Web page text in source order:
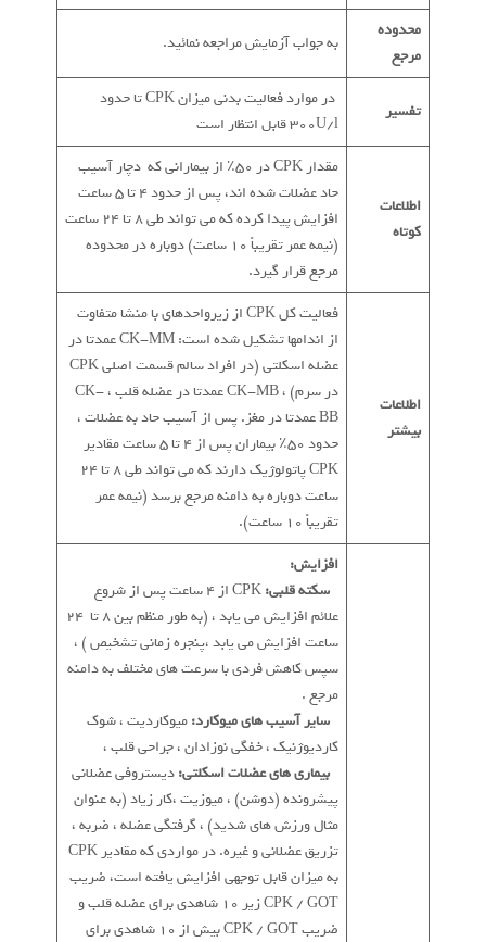
محدوده
مرجع
به جواب آزمایش مراجعه نمائید.
تفسیر
در موارد فعالیت بدنی میزان CPK تا حدود
300U/l قابل انتظار است
اطلاعات
کوتاه
مقدار CPK در 50٪ از بیمارانی که دچار آسیب
حاد عضلات شده اند، پس از حدود 4 تا 5 ساعت
افزایش پیدا کرده که می تواند طی 8 تا 24 ساعت
(نیمه عمر تقریباً 10 ساعت) دوباره در محدوده
مرجع قرار گیرد.
اطلاعات
بیشتر
فعالیت کل CPK از زیرواحدهای با منشا متفاوت
از اندامها تشکیل شده است: CK-MM عمدتا در
عضله اسکلتی (در افراد سالم قسمت اصلی CPK
در سرم) ، CK-MB عمدتا در عضله قلب ، CK-
BB عمدتا در مغز. پس از آسیب حاد به عضلات ،
حدود 50٪ بیماران پس از 4 تا 5 ساعت مقادیر
CPK پاتولوژیک دارند که می تواند طی 8 تا 24
ساعت دوباره به دامنه مرجع برسد (نیمه عمر
تقریباً 10 ساعت).
افزایش:
سکته قلبی:
CPK از 4 ساعت پس از شروع
علائم افزایش می یابد ، (به طور منظم بین 8 تا 24
ساعت افزایش می یابد ،پنجره زمانی تشخیص ) ،
سپس کاهش فردی با سرعت های مختلف به دامنه
مرجع .
سایر آسیب های میوکارد:میوکاردیت ، شوک
کاردیوژنیک ، خفگی نوزادان ، جراحی قلب ،
بیماری های عضلات اسکلتی:دیستروفی عضلانی
پیشرونده (دوشن) ، میوزیت ،کار زیاد (به عنوان
مثال ورزش های شدید) ، گرفتگی عضله ، ضربه ،
تزریق عضلانی و غیره. در مواردی که مقادیر CPK
به میزان قابل توجهی افزایش یافته است، ضریب
CPK / GOT زیر 10 شاهدی برای عضله قلب و
ضریب CPK / GOT بیش از 10 شاهدی برای